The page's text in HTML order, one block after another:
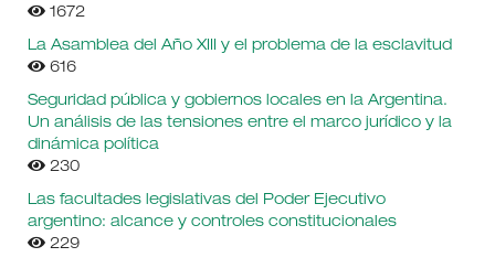
1672
La Asamblea del Año XIII y el problema de la esclavitud
616
Seguridad pública y gobiernos locales en la Argentina.
Un análisis de las tensiones entre el marco jurídico y la
dinámica política
230
Las facultades legislativas del Poder Ejecutivo
argentino: alcance y controles constitucionales
229